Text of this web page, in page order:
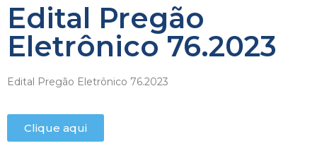
Edital Pregão
Eletrônico 76.2023
Edital Pregão Eletrônico 76.2023
Clique aqui